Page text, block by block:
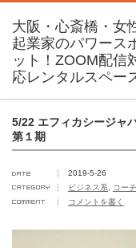
5/22 エフィカシージャ
第１期
2019-5-26
ビジネス系
コー
コメントを書く